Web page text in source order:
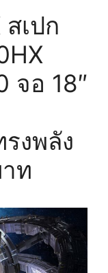
เปก
จอ 18″
งพลัง
ท